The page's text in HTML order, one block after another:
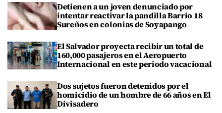
Detienen a un joven denunciado por
intentar reactivar la pandilla Barrio 18
Sureños en colonias de Soyapango
El Salvador proyecta recibir un total de
160,000 pasajeros en el Aeropuerto
Internacional en este periodo vacacional
Dos sujetos fueron detenidos por el
homicidio de un hombre de 66 años en El
Divisadero